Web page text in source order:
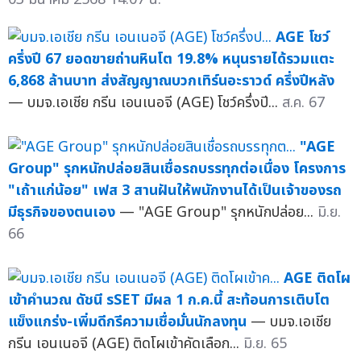
AGE โชว์
ครึ่งปี 67 ยอดขายถ่านหินโต 19.8% หนุนรายได้รวมแตะ
6,868 ล้านบาท ส่งสัญญาณบวกเทิร์นอะราวด์ ครึ่งปีหลัง
— บมจ.เอเชีย กรีน เอนเนอจี (AGE) โชว์ครึ่งปี... ส.ค. 67
"AGE
Group" รุกหนักปล่อยสินเชื่อรถบรรทุกต่อเนื่อง โครงการ
"เถ้าแก่น้อย" เฟส 3 สานฝันให้พนักงานได้เป็นเจ้าของรถ
มีธุรกิจของตนเอง — "AGE Group" รุกหนักปล่อย... มิ.ย.
66
AGE ติดโผ
เข้าคำนวณ ดัชนี sSET มีผล 1 ก.ค.นี้ สะท้อนการเติบโต
แข็งแกร่ง-เพิ่มดีกรีความเชื่อมั่นนักลงทุน — บมจ.เอเชีย
กรีน เอนเนอจี (AGE) ติดโผเข้าคัดเลือก... มิ.ย. 65